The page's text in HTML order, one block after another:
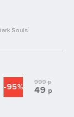
Souls
-95% 999р
49 р